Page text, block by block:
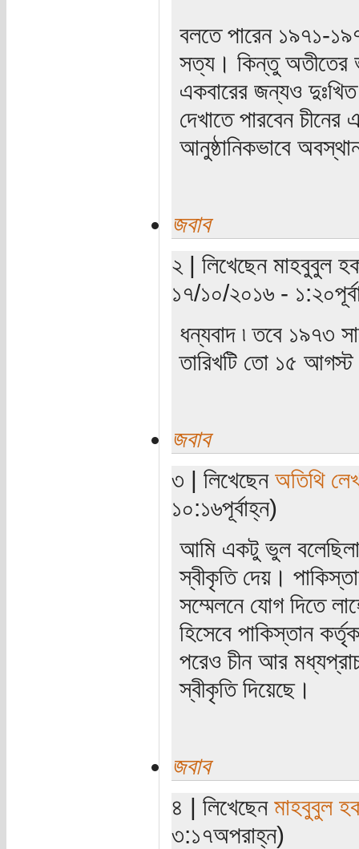
বলতে পারেন ১৯৭১-
সত্য। কিন্তু অতীতের
একবারের জন্যও
দেখাতে পারবেন
আনুষ্ঠানিকভাবে
জবাব
২ | লিখেছেন মাহবুবুল
১৭/১০/২০১৬ -
ধন্যবাদ ৷ তবে ১৯৭৩
তারিখটি তো ১৫
জবাব
৩ | লিখেছেন অতিথি
১০:১৬পূর্বাহ্ন)
আমি একটু ভুল
স্বীকৃতি দেয়।
সম্মেলনে যোগ দিতে
হিসেবে পাকিস্তান
পরেও চীন আর
স্বীকৃতি দিয়েছে।
জবাব
৪ | লিখেছেন মাহবুবুল
৩:১৭অপরাহ্ন)